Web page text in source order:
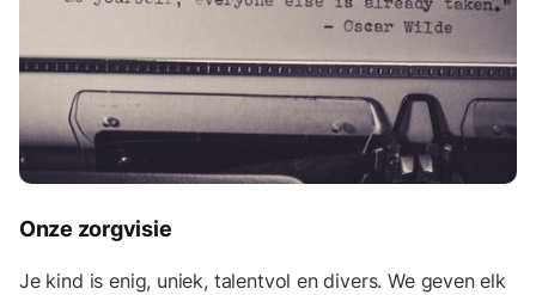
Onze zorgvisie
Je kind is enig, uniek, talentvol en divers. We geven elk